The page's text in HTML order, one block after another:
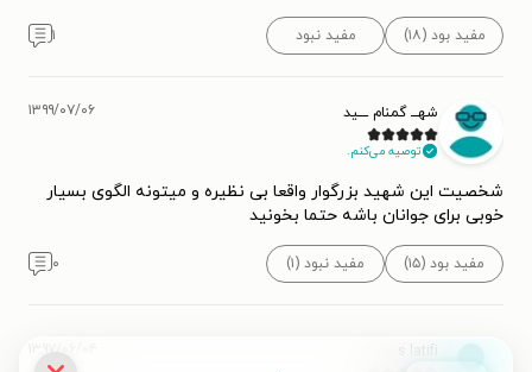
مفید بود (۱۸) مفید نبود ۱
شهـــ گمنام ــــید
توصیه می‌کنم.
۱۳۹۹/۰۷/۰۶
شخصیت این شهید بزرگوار واقعا بی نظیره و میتونه الگوی بسیار
خوبی برای جوانان باشه حتما بخونید
مفید بود (۱۵) مفید نبود (۱) ۰
۱۳۹۷/۰۶/۰۴